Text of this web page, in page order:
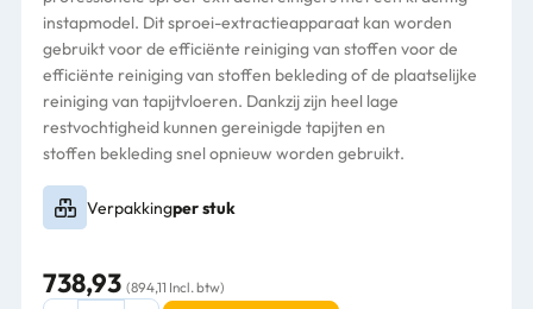
instapmodel. Dit sproei-extractieapparaat kan worden
gebruikt voor de efficiënte reiniging van stoffen voor de
efficiënte reiniging van stoffen bekleding of de plaatselijke
reiniging van tapijtvloeren. Dankzij zijn heel lage
restvochtigheid kunnen gereinigde tapijten en
stoffen bekleding snel opnieuw worden gebruikt.
Verpakkingper stuk
738,93 (894,11 Incl. btw)